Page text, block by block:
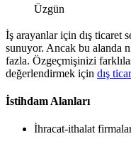
Üzgün
İş arayanlar için dış ticaret
sunuyor. Ancak bu alanda
fazla. Özgeçmişinizi
değerlendirmek için dış
İstihdam Alanları
İhracat-ithalat